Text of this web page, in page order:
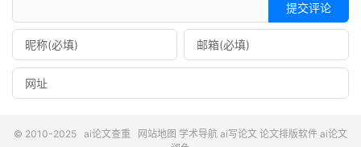
提交评论
© 2010-2025 ai论文查重 网站地图 学术导航 ai写论文 论文排版软件 ai论文